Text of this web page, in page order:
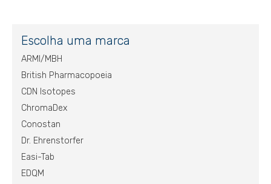
Escolha uma marca
ARMI/MBH
British Pharmacopoeia
CDN Isotopes
ChromaDex
Conostan
Dr. Ehrenstorfer
Easi-Tab
EDQM